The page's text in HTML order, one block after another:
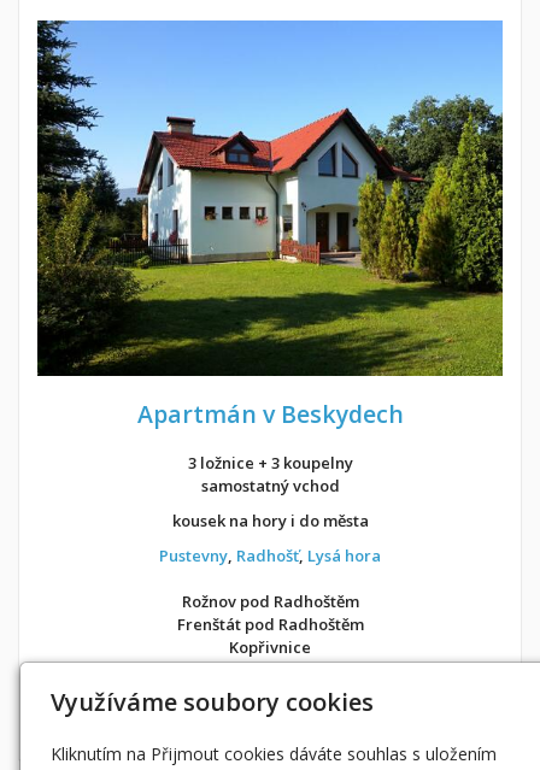
Apartmán v Beskydech
3 ložnice + 3 koupelny
samostatný vchod
kousek na hory i do města
Pustevny, Radhošť, Lysá hora
Rožnov pod Radhoštěm
Frenštát pod Radhoštěm
Kopřivnice
Možnost objednání ubytování také přesAirbnb
Využíváme soubory cookies
Kliknutím na Přijmout cookies dáváte souhlas s uložením